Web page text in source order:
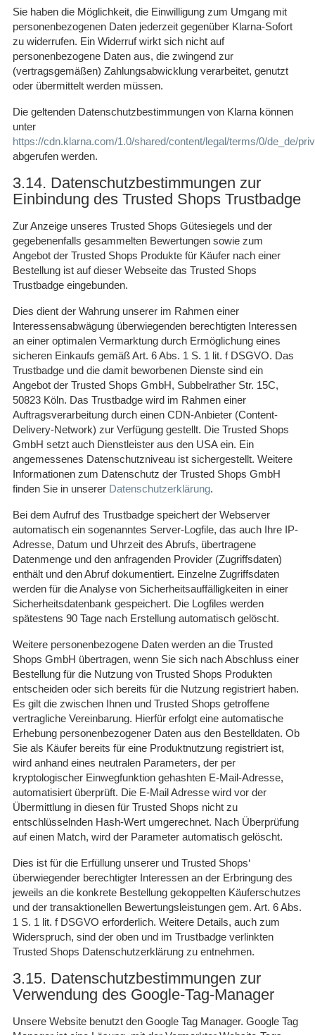
Sie haben die Möglichkeit, die Einwilligung zum Umgang mit
personenbezogenen Daten jederzeit gegenüber Klarna-Sofort
zu widerrufen. Ein Widerruf wirkt sich nicht auf
personenbezogene Daten aus, die zwingend zur
(vertragsgemäßen) Zahlungsabwicklung verarbeitet, genutzt
oder übermittelt werden müssen.
Die geltenden Datenschutzbestimmungen von Klarna können
unter
https://cdn.klarna.com/1.0/shared/content/legal/terms/0/de_de/
abgerufen werden.
3.14. Datenschutzbestimmungen zur
Einbindung des Trusted Shops Trustbadge
Zur Anzeige unseres Trusted Shops Gütesiegels und der
gegebenenfalls gesammelten Bewertungen sowie zum
Angebot der Trusted Shops Produkte für Käufer nach einer
Bestellung ist auf dieser Webseite das Trusted Shops
Trustbadge eingebunden.
Dies dient der Wahrung unserer im Rahmen einer
Interessensabwägung überwiegenden berechtigten Interessen
an einer optimalen Vermarktung durch Ermöglichung eines
sicheren Einkaufs gemäß Art. 6 Abs. 1 S. 1 lit. f DSGVO. Das
Trustbadge und die damit beworbenen Dienste sind ein
Angebot der Trusted Shops GmbH, Subbelrather Str. 15C,
50823 Köln. Das Trustbadge wird im Rahmen einer
Auftragsverarbeitung durch einen CDN-Anbieter (Content-
Delivery-Network) zur Verfügung gestellt. Die Trusted Shops
GmbH setzt auch Dienstleister aus den USA ein. Ein
angemessenes Datenschutzniveau ist sichergestellt. Weitere
Informationen zum Datenschutz der Trusted Shops GmbH
finden Sie in unserer Datenschutzerklärung.
Bei dem Aufruf des Trustbadge speichert der Webserver
automatisch ein sogenanntes Server-Logfile, das auch Ihre IP-
Adresse, Datum und Uhrzeit des Abrufs, übertragene
Datenmenge und den anfragenden Provider (Zugriffsdaten)
enthält und den Abruf dokumentiert. Einzelne Zugriffsdaten
werden für die Analyse von Sicherheitsauffälligkeiten in einer
Sicherheitsdatenbank gespeichert. Die Logfiles werden
spätestens 90 Tage nach Erstellung automatisch gelöscht.
Weitere personenbezogene Daten werden an die Trusted
Shops GmbH übertragen, wenn Sie sich nach Abschluss einer
Bestellung für die Nutzung von Trusted Shops Produkten
entscheiden oder sich bereits für die Nutzung registriert haben.
Es gilt die zwischen Ihnen und Trusted Shops getroffene
vertragliche Vereinbarung. Hierfür erfolgt eine automatische
Erhebung personenbezogener Daten aus den Bestelldaten. Ob
Sie als Käufer bereits für eine Produktnutzung registriert ist,
wird anhand eines neutralen Parameters, der per
kryptologischer Einwegfunktion gehashten E-Mail-Adresse,
automatisiert überprüft. Die E-Mail Adresse wird vor der
Übermittlung in diesen für Trusted Shops nicht zu
entschlüsselnden Hash-Wert umgerechnet. Nach Überprüfung
auf einen Match, wird der Parameter automatisch gelöscht.
Dies ist für die Erfüllung unserer und Trusted Shops‘
überwiegender berechtigter Interessen an der Erbringung des
jeweils an die konkrete Bestellung gekoppelten Käuferschutzes
und der transaktionellen Bewertungsleistungen gem. Art. 6 Abs.
1 S. 1 lit. f DSGVO erforderlich. Weitere Details, auch zum
Widerspruch, sind der oben und im Trustbadge verlinkten
Trusted Shops Datenschutzerklärung zu entnehmen.
3.15. Datenschutzbestimmungen zur
Verwendung des Google-Tag-Manager
Unsere Website benutzt den Google Tag Manager. Google Tag